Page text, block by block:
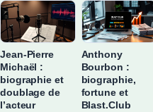
Jean-Pierre
Michaël :
biographie et
doublage de
l’acteur
Anthony
Bourbon :
biographie,
fortune et
Blast.Club